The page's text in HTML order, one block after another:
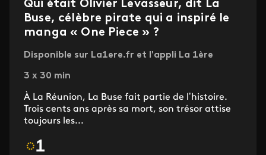
Qui était Olivier Levasseur, dit La
Buse, célèbre pirate qui a inspiré le
manga « One Piece » ?
Disponible sur La1ere.fr et l'appli La 1ère
3 x 30 min
À La Réunion, La Buse fait partie de l’histoire.
Trois cents ans après sa mort, son trésor attise
toujours les...